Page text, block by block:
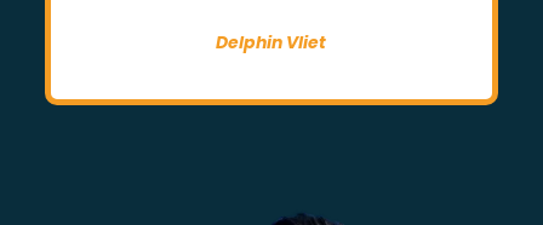
Delphin Vliet